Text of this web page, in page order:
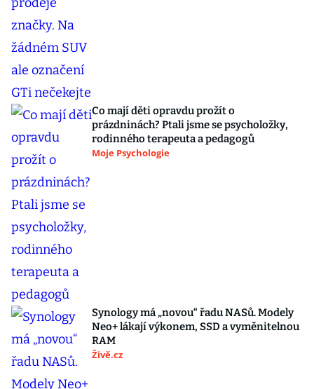
Co mají děti opravdu prožít o
prázdninách? Ptali jsme se psycholožky,
rodinného terapeuta a pedagogů
Moje Psychologie
Synology má „novou“ řadu NASů. Modely
Neo+ lákají výkonem, SSD a vyměnitelnou
RAM
Živě.cz